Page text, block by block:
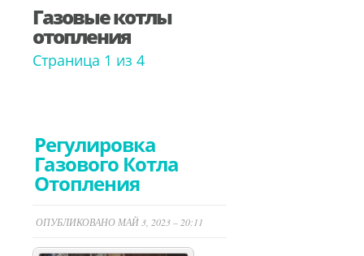
Газовые котлы
отопления
Страница 1 из 4
Регулировка
Газового Котла
Отопления
ОПУБЛИКОВАНО МАЙ 3, 2023 – 20:11